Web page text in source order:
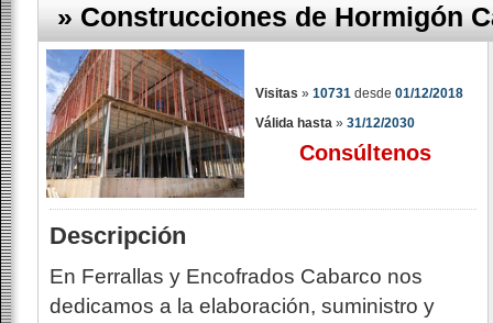
» Construcciones de Hormigón
Visitas » 10731 desde 01/12/2018
Válida hasta » 31/12/2030
Consúltenos
Descripción
En Ferrallas y Encofrados Cabarco nos
dedicamos a la elaboración, suministro y